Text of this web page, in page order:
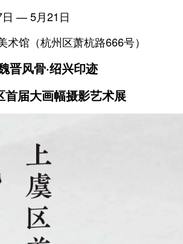
日 — 5月21日
术馆 （杭州区萧杭路666号）
晋风骨·绍兴印迹
首届大画幅摄影艺术展